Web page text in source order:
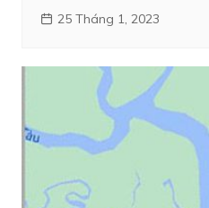
25 Tháng 1, 2023